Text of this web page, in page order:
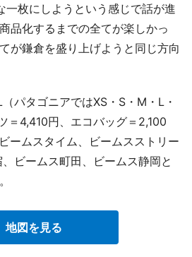
一枚にしようという感じで話が進
品化するまでの全てが楽しかっ
が鎌倉を盛り上げようと同じ方向
パタゴニアではXS・S・M・L・
＝4,410円、エコバッグ＝2,100
ームスタイム、ビームスストリー
ビームス町田、ビームス静岡と
地図を見る